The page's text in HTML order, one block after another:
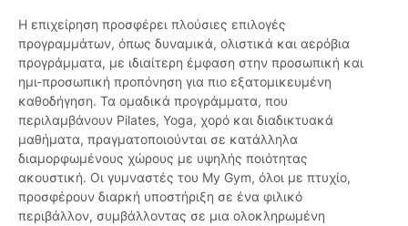
Η επιχείρηση προσφέρει πλούσιες επιλογές
προγραμμάτων, όπως δυναμικά, ολιστικά και αερόβια
προγράμματα, με ιδιαίτερη έμφαση στην προσωπική και
ημι-προσωπική προπόνηση για πιο εξατομικευμένη
καθοδήγηση. Τα ομαδικά προγράμματα, που
περιλαμβάνουν Pilates, Yoga, χορό και διαδικτυακά
μαθήματα, πραγματοποιούνται σε κατάλληλα
διαμορφωμένους χώρους με υψηλής ποιότητας
ακουστική. Οι γυμναστές του My Gym, όλοι με πτυχίο,
προσφέρουν διαρκή υποστήριξη σε ένα φιλικό
περιβάλλον, συμβάλλοντας σε μια ολοκληρωμένη